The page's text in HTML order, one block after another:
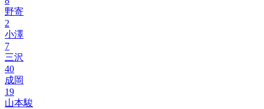
野寄
2
小澤
7
三沢
40
成岡
19
山本駿